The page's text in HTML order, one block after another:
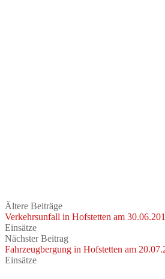
Ältere Beiträge
Verkehrsunfall in Hofstetten am
Einsätze
Nächster Beitrag
Fahrzeugbergung in Hofstetten am
Einsätze